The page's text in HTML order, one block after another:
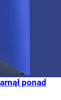
ponad